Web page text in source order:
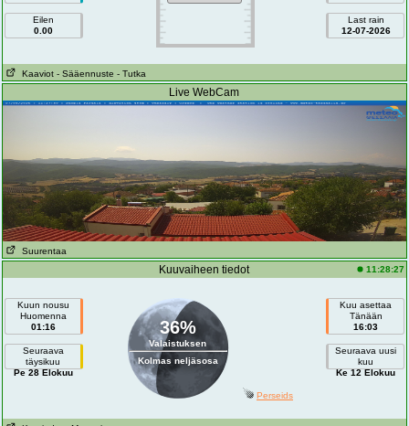
Eilen
0.00
Last rain
12-07-2026
Kaaviot - Sääennuste - Tutka
Live WebCam
Suurentaa
Kuuvaiheen tiedot 11:28:27
Kuun nousu
Huomenna
01:16
Seuraava
täysikuu
Pe 28 Elokuu
36%
Valaistuksen
Kolmas neljäsosa
Kuu asettaa
Tänään
16:03
Seuraava uusi
kuu
Ke 12 Elokuu
Perseids